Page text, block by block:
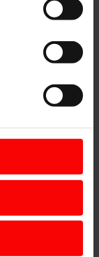
elementów
zaokrąglać,
wszystkim
to:
pod kątem
lub
ogon,
klienta i